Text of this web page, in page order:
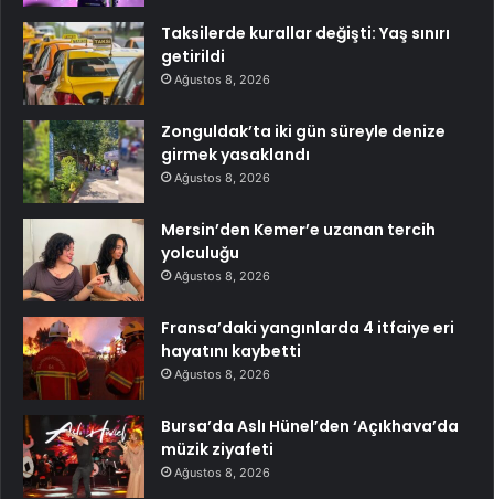
Taksilerde kurallar değişti: Yaş sınırı
getirildi
Ağustos 8, 2026
Zonguldak’ta iki gün süreyle denize
girmek yasaklandı
Ağustos 8, 2026
Mersin’den Kemer’e uzanan tercih
yolculuğu
Ağustos 8, 2026
Fransa’daki yangınlarda 4 itfaiye eri
hayatını kaybetti
Ağustos 8, 2026
Bursa’da Aslı Hünel’den ‘Açıkhava’da
müzik ziyafeti
Ağustos 8, 2026